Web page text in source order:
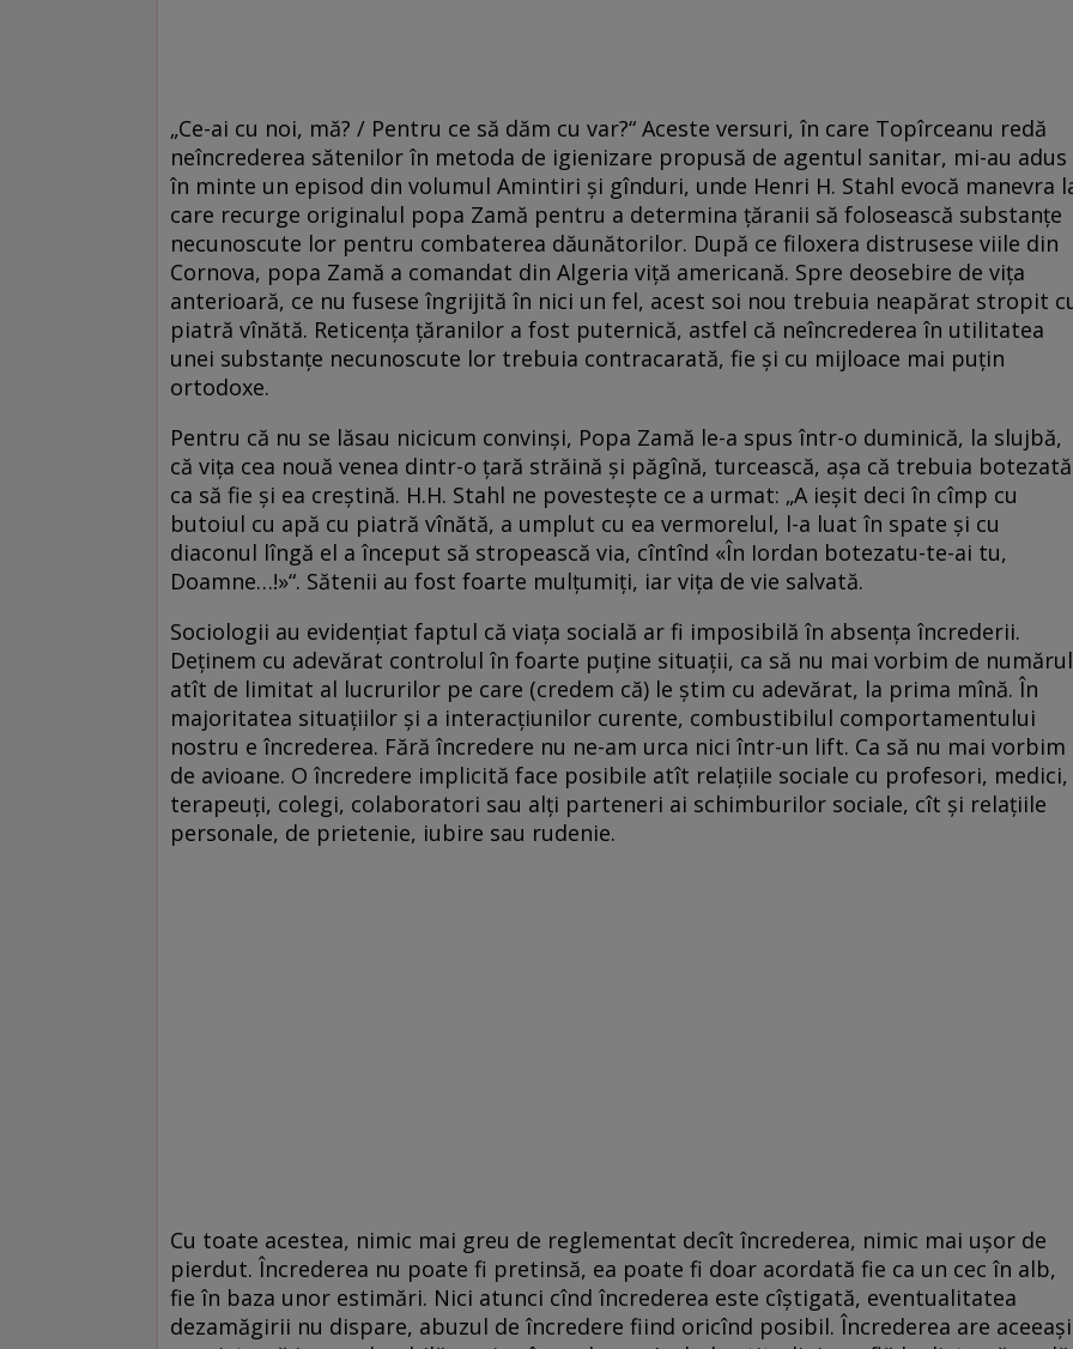
„Ce-ai cu noi, mă? / Pentru ce să dăm cu var?“ Aceste versuri, în care Topîrceanu redă
neîncrederea sătenilor în metoda de igienizare propusă de agentul sanitar, mi-au adus
în minte un episod din volumul Amintiri și gînduri, unde Henri H. Stahl evocă manevra
care recurge originalul popa Zamă pentru a determina țăranii să folosească substanțe
necunoscute lor pentru combaterea dăunătorilor. După ce filoxera distrusese viile din
Cornova, popa Zamă a comandat din Algeria viță americană. Spre deosebire de vița
anterioară, ce nu fusese îngrijită în nici un fel, acest soi nou trebuia neapărat stropit
piatră vînătă. Reticența țăranilor a fost puternică, astfel că neîncrederea în utilitatea
unei substanțe necunoscute lor trebuia contracarată, fie și cu mijloace mai puțin
ortodoxe.
Pentru că nu se lăsau nicicum convinși, Popa Zamă le-a spus într-o duminică, la slujbă,
că vița cea nouă venea dintr-o țară străină și păgînă, turcească, așa că trebuia botezată
ca să fie și ea creștină. H.H. Stahl ne povestește ce a urmat: „A ieșit deci în cîmp cu
butoiul cu apă cu piatră vînătă, a umplut cu ea vermorelul, l-a luat în spate și cu
diaconul lîngă el a început să stropească via, cîntînd «În Iordan botezatu-te-ai tu,
Doamne…!»“. Sătenii au fost foarte mulțumiți, iar vița de vie salvată.
Sociologii au evidențiat faptul că viața socială ar fi imposibilă în absența încrederii.
Deținem cu adevărat controlul în foarte puține situații, ca să nu mai vorbim de numărul
atît de limitat al lucrurilor pe care (credem că) le știm cu adevărat, la prima mînă. În
majoritatea situațiilor și a interacțiunilor curente, combustibilul comportamentului
nostru e încrederea. Fără încredere nu ne-am urca nici într-un lift. Ca să nu mai vorbim
de avioane. O încredere implicită face posibile atît relațiile sociale cu profesori, medici,
terapeuți, colegi, colaboratori sau alți parteneri ai schimburilor sociale, cît și relațiile
personale, de prietenie, iubire sau rudenie.
Cu toate acestea, nimic mai greu de reglementat decît încrederea, nimic mai ușor de
pierdut. Încrederea nu poate fi pretinsă, ea poate fi doar acordată fie ca un cec în alb,
fie în baza unor estimări. Nici atunci cînd încrederea este cîștigată, eventualitatea
dezamăgirii nu dispare, abuzul de încredere fiind oricînd posibil. Încrederea are aceeași